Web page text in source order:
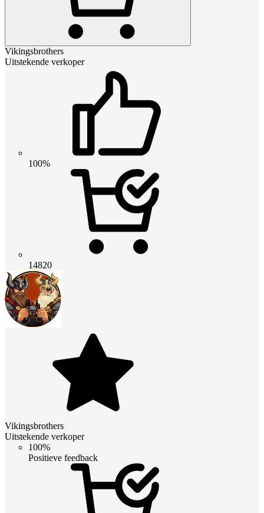
Vikingsbrothers
Uitstekende verkoper
100%
14820
Vikingsbrothers
Uitstekende verkoper
100%
Positieve feedback